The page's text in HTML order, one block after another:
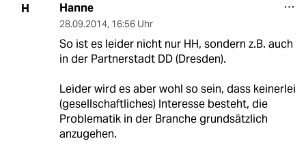
H Hanne
28.09.2014, 16:56 Uhr
So ist es leider nicht nur HH, sondern z.B. auch
in der Partnerstadt DD (Dresden).
Leider wird es aber wohl so sein, dass keinerlei
(gesellschaftliches) Interesse besteht, die
Problematik in der Branche grundsätzlich
anzugehen.